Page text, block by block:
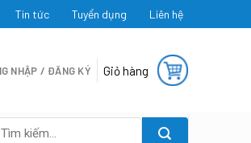
Tin tức Tuyển dụng Liên hệ
NHẬP / ĐĂNG KÝ Giỏ hàng